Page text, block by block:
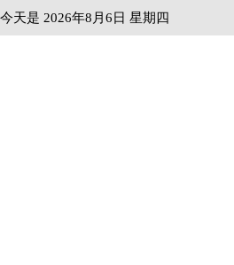
今天是 2026年8月6日 星期四